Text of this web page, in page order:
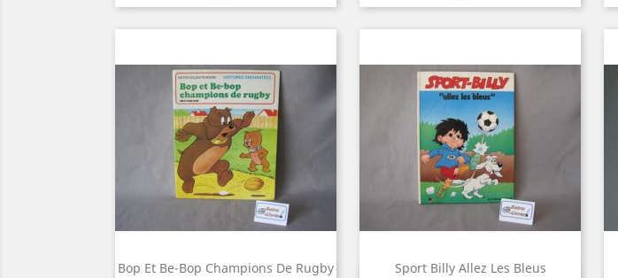
Bop Et Be-Bop Champions De Rugby Sport Billy Allez Les Bleus